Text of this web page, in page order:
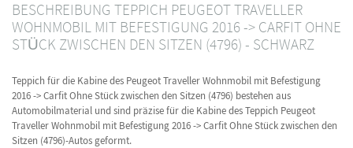
BESCHREIBUNG TEPPICH PEUGEOT TRAVELLER
WOHNMOBIL MIT BEFESTIGUNG 2016 -> CARFIT OHNE
STÜCK ZWISCHEN DEN SITZEN (4796) - SCHWARZ
Teppich für die Kabine des Peugeot Traveller Wohnmobil mit Befestigung
2016 -> Carfit Ohne Stück zwischen den Sitzen (4796) bestehen aus
Automobilmaterial und sind präzise für die Kabine des Teppich Peugeot
Traveller Wohnmobil mit Befestigung 2016 -> Carfit Ohne Stück zwischen den
Sitzen (4796)-Autos geformt.